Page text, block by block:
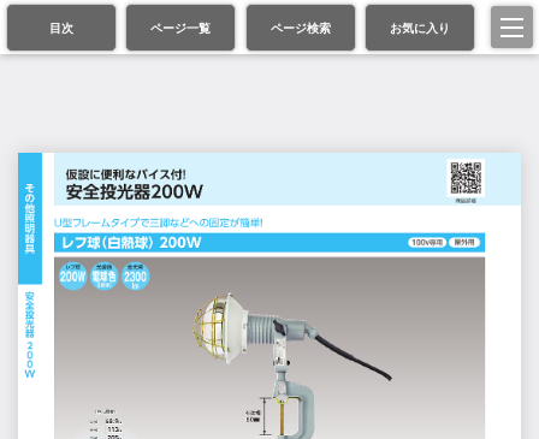
目次 ページ一覧 ページ検索 お気に入り